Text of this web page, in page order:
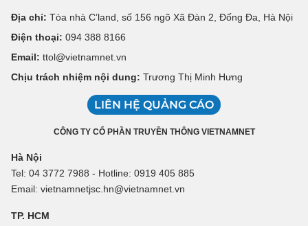
Địa chỉ: Tòa nhà C’land, số 156 ngõ Xã Đàn 2, Đống Đa, Hà Nội
Điện thoại: 094 388 8166
Email: ttol@vietnamnet.vn
Chịu trách nhiệm nội dung: Trương Thị Minh Hưng
LIÊN HỆ QUẢNG CÁO
CÔNG TY CỔ PHẦN TRUYỀN THÔNG VIETNAMNET
Hà Nội
Tel: 04 3772 7988 - Hotline: 0919 405 885
Email: vietnamnetjsc.hn@vietnamnet.vn
TP. HCM